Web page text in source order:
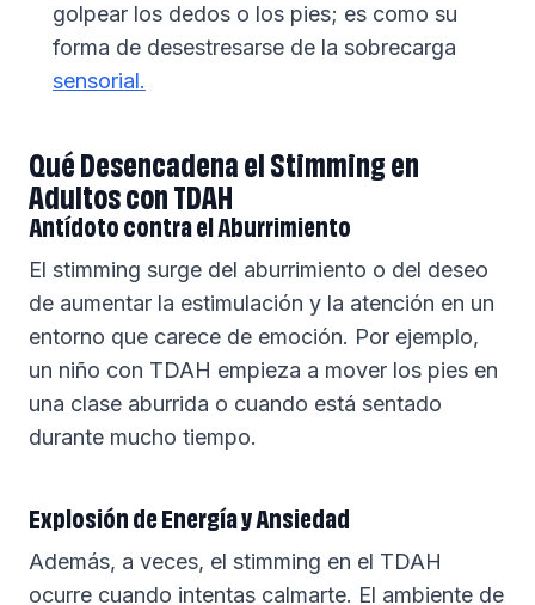
golpear los dedos o los pies; es como su
forma de desestresarse de la sobrecarga
sensorial.
Qué Desencadena el Stimming en
Adultos con TDAH
Antídoto contra el Aburrimiento
El stimming surge del aburrimiento o del deseo
de aumentar la estimulación y la atención en un
entorno que carece de emoción. Por ejemplo,
un niño con TDAH empieza a mover los pies en
una clase aburrida o cuando está sentado
durante mucho tiempo.
Explosión de Energía y Ansiedad
Además, a veces, el stimming en el TDAH
ocurre cuando intentas calmarte. El ambiente de